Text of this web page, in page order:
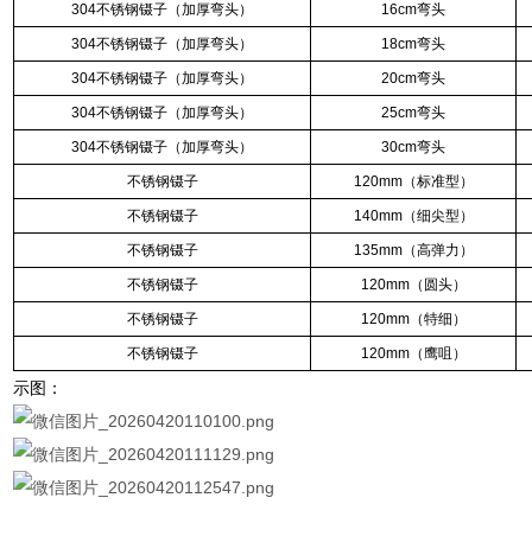
304不锈钢镊子（加厚弯头） 16cm弯头
304不锈钢镊子（加厚弯头） 18cm弯头
304不锈钢镊子（加厚弯头） 20cm弯头
304不锈钢镊子（加厚弯头） 25cm弯头
304不锈钢镊子（加厚弯头） 30cm弯头
不锈钢镊子 120mm（标准型）
不锈钢镊子 140mm（细尖型）
不锈钢镊子 135mm（高弹力）
不锈钢镊子 120mm（圆头）
不锈钢镊子 120mm（特细）
不锈钢镊子 120mm（鹰咀）
示图：